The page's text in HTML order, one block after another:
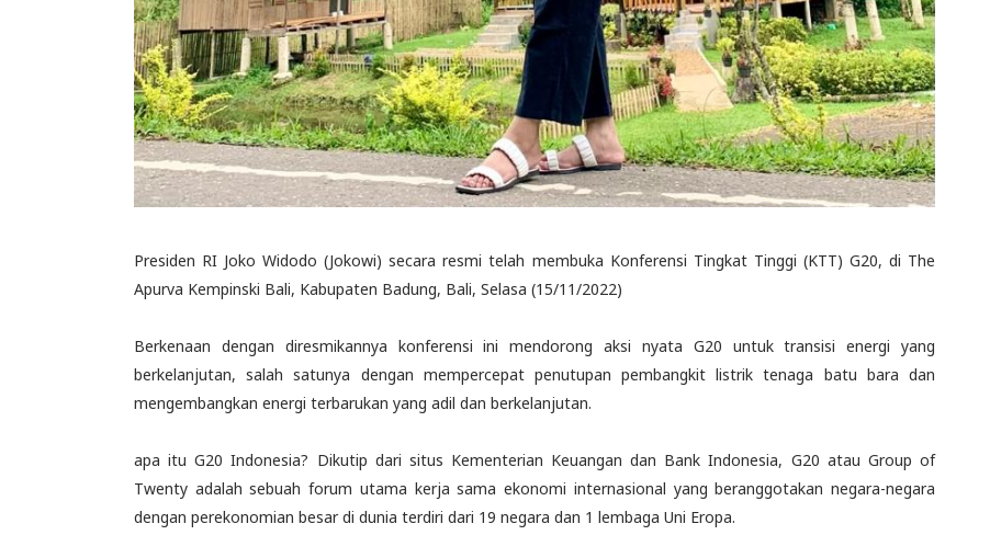
Presiden RI Joko Widodo (Jokowi) secara resmi telah membuka Konferensi Tingkat Tinggi (KTT) G20, di The
Apurva Kempinski Bali, Kabupaten Badung, Bali, Selasa (15/11/2022)
Berkenaan dengan diresmikannya konferensi ini mendorong aksi nyata G20 untuk transisi energi yang
berkelanjutan, salah satunya dengan mempercepat penutupan pembangkit listrik tenaga batu bara dan
mengembangkan energi terbarukan yang adil dan berkelanjutan.
apa itu G20 Indonesia? Dikutip dari situs Kementerian Keuangan dan Bank Indonesia, G20 atau Group of
Twenty adalah sebuah forum utama kerja sama ekonomi internasional yang beranggotakan negara-negara
dengan perekonomian besar di dunia terdiri dari 19 negara dan 1 lembaga Uni Eropa.